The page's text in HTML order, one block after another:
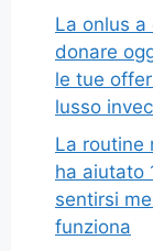
La onlus
donare
le tue
lusso
La routine
ha aiutato
sentirsi
funziona